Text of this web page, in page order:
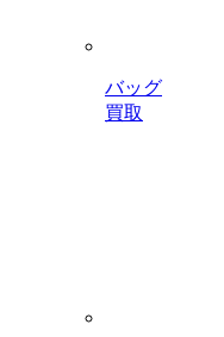
バッグ
買取